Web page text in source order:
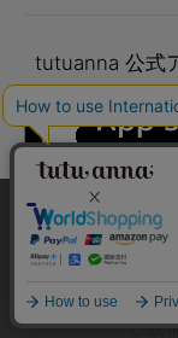
tutuanna 公式
本サイトでは、よ
ています。詳細につ
い。